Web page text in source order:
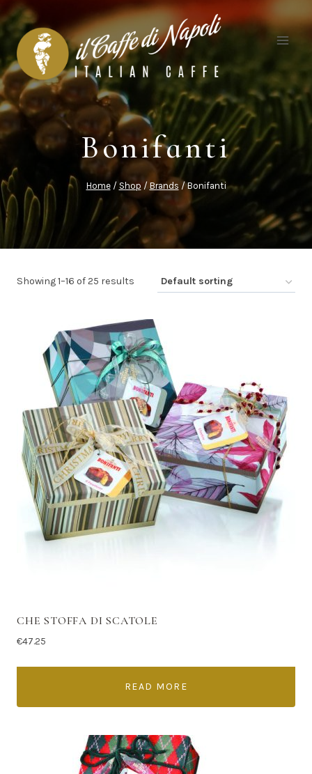
Skip
content
Bonifanti
Home / Shop / Brands / Bonifanti
Showing 1–16 of 25 results
CHE STOFFA DI SCATOLE
€47.25
READ MORE